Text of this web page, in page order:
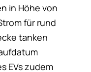
in Höhe von
für rund
tanken
EVs zudem